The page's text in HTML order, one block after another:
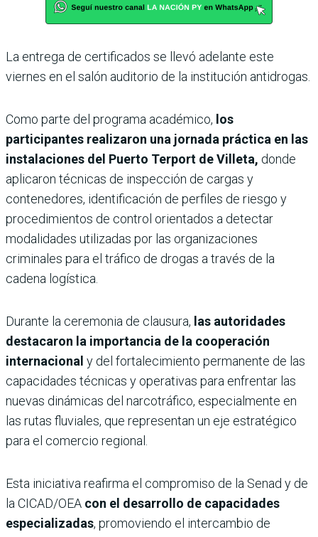
La entrega de certificados se llevó adelante este
viernes en el salón auditorio de la institución antidrogas.
Como parte del programa académico, los
participantes realizaron una jornada práctica en las
instalaciones del Puerto Terport de Villeta, donde
aplicaron técnicas de inspección de cargas y
contenedores, identificación de perfiles de riesgo y
procedimientos de control orientados a detectar
modalidades utilizadas por las organizaciones
criminales para el tráfico de drogas a través de la
cadena logística.
Durante la ceremonia de clausura, las autoridades
destacaron la importancia de la cooperación
internacional y del fortalecimiento permanente de las
capacidades técnicas y operativas para enfrentar las
nuevas dinámicas del narcotráfico, especialmente en
las rutas fluviales, que representan un eje estratégico
para el comercio regional.
Esta iniciativa reafirma el compromiso de la Senad y de
la CICAD/OEA con el desarrollo de capacidades
especializadas, promoviendo el intercambio de